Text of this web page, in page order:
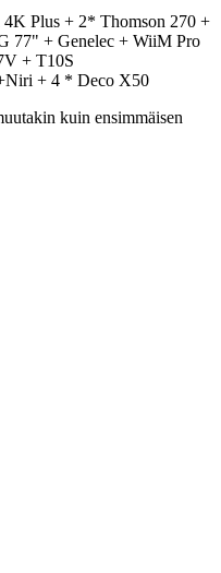
Plus + 2* Thomson 270 +
77" + Genelec + WiiM Pro
+ T10S
+ 4 * Deco X50
kuin ensimmäisen